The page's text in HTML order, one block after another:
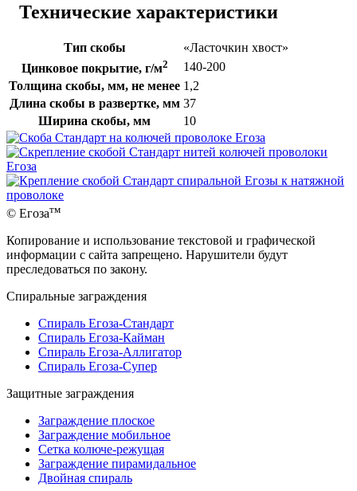
Технические характеристики
Тип скобы
«Ласточкин хвост»
Цинковое покрытие, г/м2
140-200
Толщина скобы, мм, не менее 1,2
Длина скобы в развертке, мм 37
Ширина скобы, мм
10
© Егозатм
Копирование и использование текстовой и графической
информации с сайта запрещено. Нарушители будут
преследоваться по закону.
Спиральные заграждения
Спираль Егоза-Стандарт
Спираль Егоза-Кайман
Спираль Егоза-Аллигатор
Спираль Егоза-Супер
Защитные заграждения
Заграждение плоское
Заграждение мобильное
Сетка колюче-режущая
Заграждение пирамидальное
Двойная спираль